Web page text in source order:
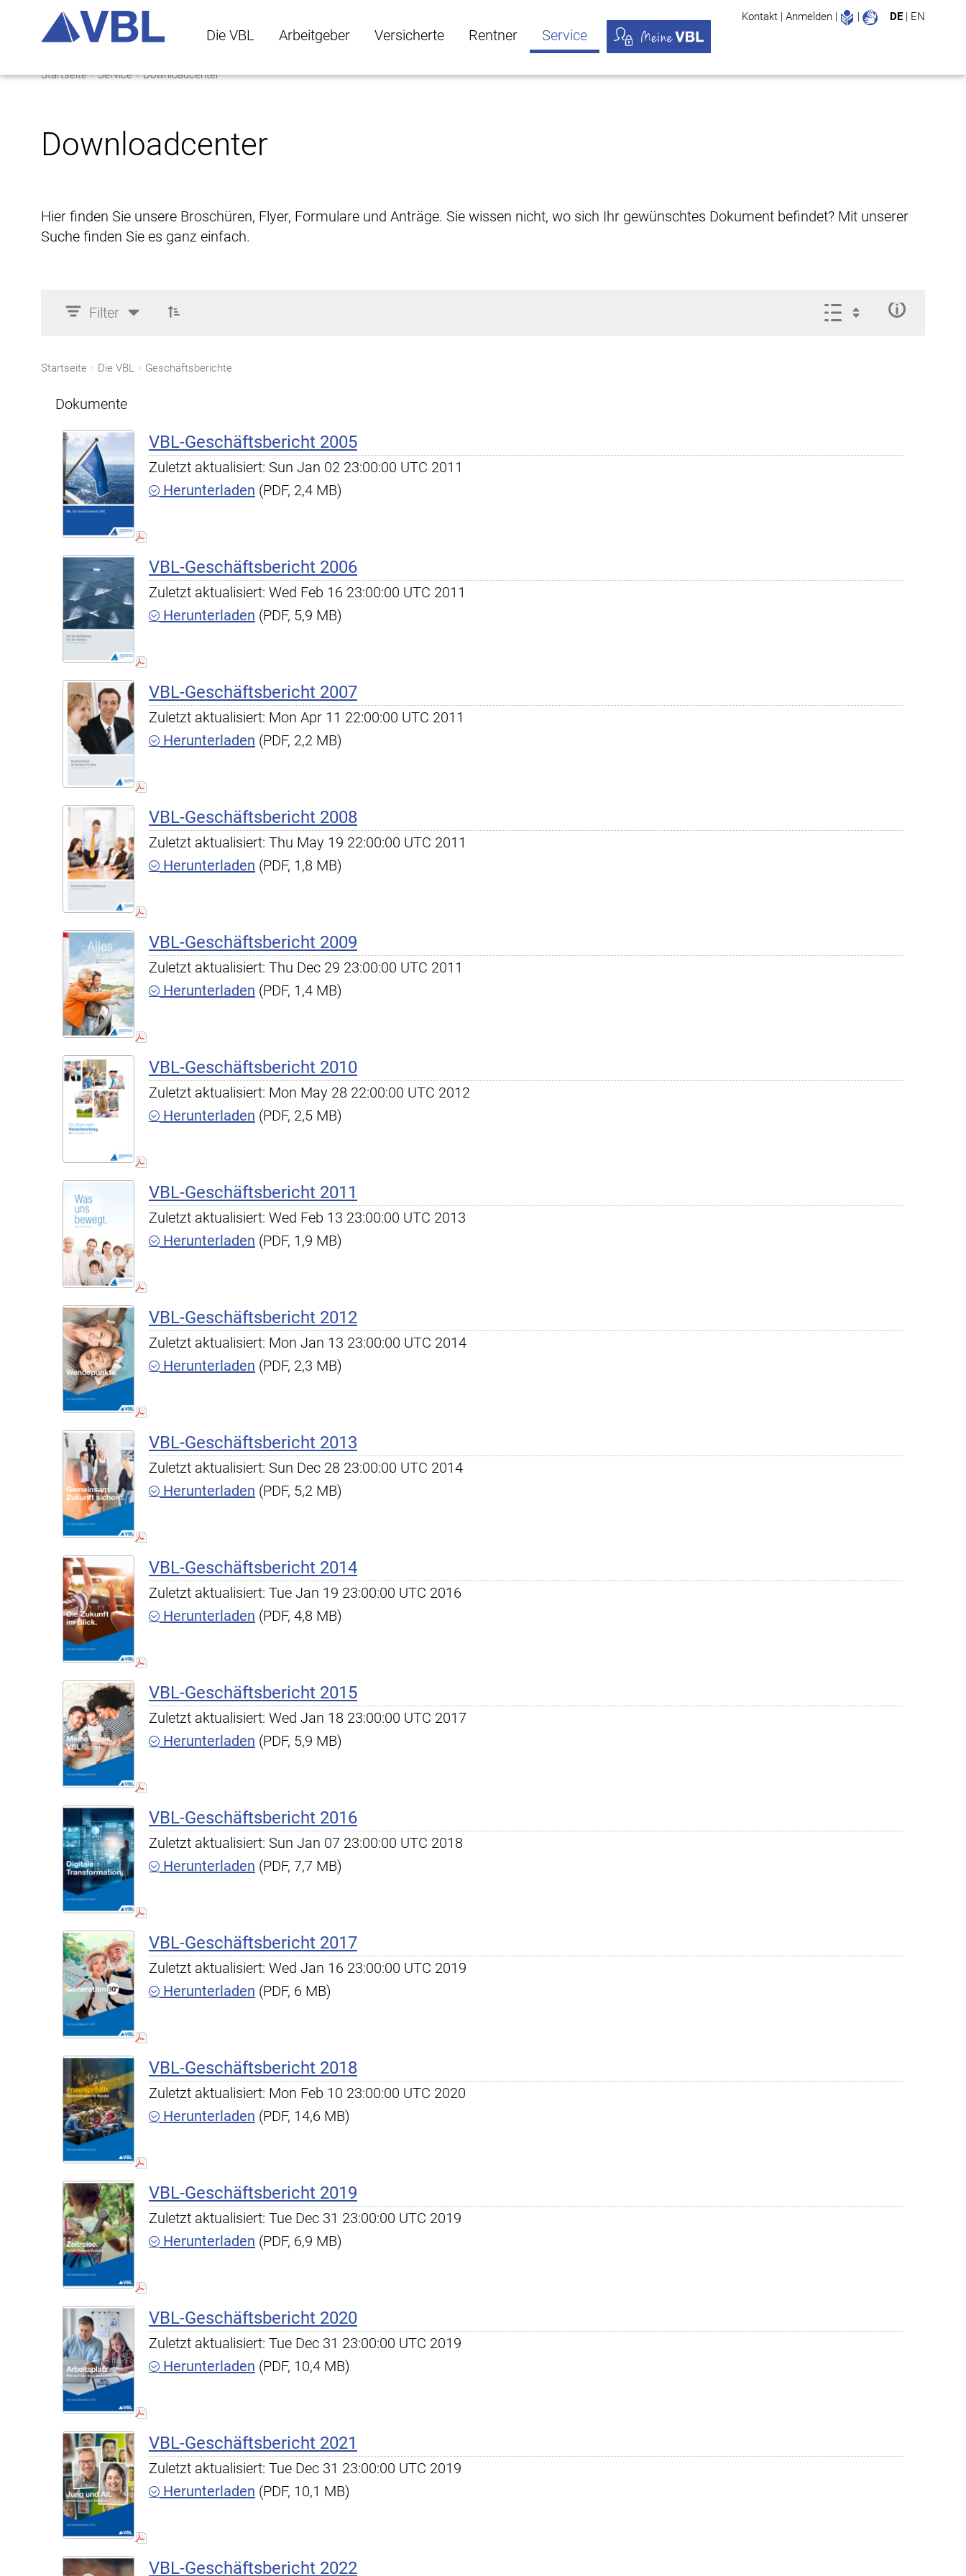
Die VBL Arbeitgeber Versicherte Rentner Service
Kontakt | Anmelden | Leichte Sprache
| DE | EN
Startseite Service Downloadcenter
Downloadcenter
Hier finden Sie unsere Broschüren, Flyer, Formulare und Anträge. Sie wissen nicht, wo sich Ihr gewünschtes Dokument befindet? Mit unserer
Suche finden Sie es ganz einfach.
Filter
Startseite Die VBL Geschäftsberichte
Dokumente
VBL-Geschäftsbericht 2005
Zuletzt aktualisiert: Sun Jan 02 23:00:00 UTC 2011
Herunterladen (PDF, 2,4 MB)
VBL-Geschäftsbericht 2006
Zuletzt aktualisiert: Wed Feb 16 23:00:00 UTC 2011
Herunterladen (PDF, 5,9 MB)
VBL-Geschäftsbericht 2007
Zuletzt aktualisiert: Mon Apr 11 22:00:00 UTC 2011
Herunterladen (PDF, 2,2 MB)
VBL-Geschäftsbericht 2008
Zuletzt aktualisiert: Thu May 19 22:00:00 UTC 2011
Herunterladen (PDF, 1,8 MB)
VBL-Geschäftsbericht 2009
Zuletzt aktualisiert: Thu Dec 29 23:00:00 UTC 2011
Herunterladen (PDF, 1,4 MB)
VBL-Geschäftsbericht 2010
Zuletzt aktualisiert: Mon May 28 22:00:00 UTC 2012
Herunterladen (PDF, 2,5 MB)
VBL-Geschäftsbericht 2011
Zuletzt aktualisiert: Wed Feb 13 23:00:00 UTC 2013
Herunterladen (PDF, 1,9 MB)
VBL-Geschäftsbericht 2012
Zuletzt aktualisiert: Mon Jan 13 23:00:00 UTC 2014
Herunterladen (PDF, 2,3 MB)
VBL-Geschäftsbericht 2013
Zuletzt aktualisiert: Sun Dec 28 23:00:00 UTC 2014
Herunterladen (PDF, 5,2 MB)
VBL-Geschäftsbericht 2014
Zuletzt aktualisiert: Tue Jan 19 23:00:00 UTC 2016
Herunterladen (PDF, 4,8 MB)
VBL-Geschäftsbericht 2015
Zuletzt aktualisiert: Wed Jan 18 23:00:00 UTC 2017
Herunterladen (PDF, 5,9 MB)
VBL-Geschäftsbericht 2016
Zuletzt aktualisiert: Sun Jan 07 23:00:00 UTC 2018
Herunterladen (PDF, 7,7 MB)
VBL-Geschäftsbericht 2017
Zuletzt aktualisiert: Wed Jan 16 23:00:00 UTC 2019
Herunterladen (PDF, 6 MB)
VBL-Geschäftsbericht 2018
Zuletzt aktualisiert: Mon Feb 10 23:00:00 UTC 2020
Herunterladen (PDF, 14,6 MB)
VBL-Geschäftsbericht 2019
Zuletzt aktualisiert: Tue Dec 31 23:00:00 UTC 2019
Herunterladen (PDF, 6,9 MB)
VBL-Geschäftsbericht 2020
Zuletzt aktualisiert: Tue Dec 31 23:00:00 UTC 2019
Herunterladen (PDF, 10,4 MB)
VBL-Geschäftsbericht 2021
Zuletzt aktualisiert: Tue Dec 31 23:00:00 UTC 2019
Herunterladen (PDF, 10,1 MB)
VBL-Geschäftsbericht 2022